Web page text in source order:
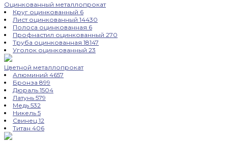
Оцинкованный металлопрокат
Круг оцинкованный 6
Лист оцинкованный 14430
Полоса оцинкованная 6
Профнастил оцинкованный 270
Труба оцинкованная 18147
Уголок оцинкованный 23
Цветной металлопрокат
Алюминий 4657
Бронза 899
Дюраль 1504
Латунь 579
Медь 532
Никель 5
Свинец 12
Титан 406